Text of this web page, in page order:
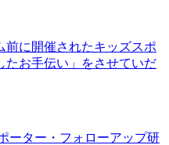
前に開催されたキッズスポ
たお手伝い」をさせていだ
ーター・フォローアップ研